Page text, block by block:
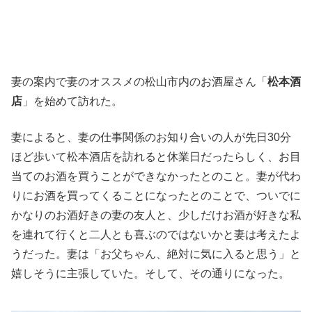
妻の案内で妻のオススメの松山市内のお酒屋さん「 松本酒
店 」を始めて訪れた。
妻によると、妻の仕事関係のお知り合いの人が先日30分
ほど歩いて松本酒店を訪れると休業日だったらしく、お目
当てのお酒を買うことができなかったとのこと。妻が代わ
りにお酒を買ってくることになったとのことで、ついでに
かなりのお酒好きの妻の友人と、少しだけお酒が好きな私
を連れて行くと二人とも喜ぶのではないかと妻は考えたよ
うだった。妻は「お父ちゃん、絶対に気に入ると思う」と
嬉しそうに主張していた。そして、その通りになった。